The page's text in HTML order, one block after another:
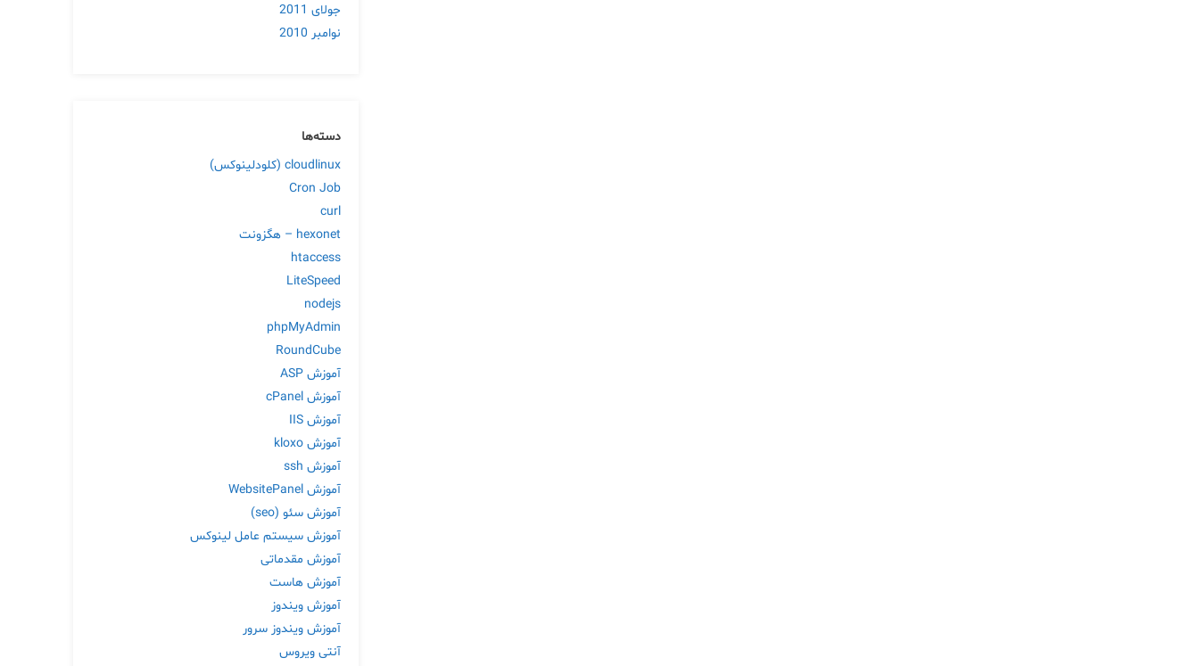
جولای 2011
نوامبر 2010
دسته‌ها
cloudlinux (کلودلینوکس)
Cron Job
curl
hexonet – هگزونت
htaccess
LiteSpeed
nodejs
phpMyAdmin
RoundCube
آموزش ASP
آموزش cPanel
آموزش IIS
آموزش kloxo
آموزش ssh
آموزش WebsitePanel
آموزش سئو (seo)
آموزش سیستم عامل لینوکس
آموزش مقدماتی
آموزش هاست
آموزش ویندوز
آموزش ویندوز سرور
آنتی ویروس